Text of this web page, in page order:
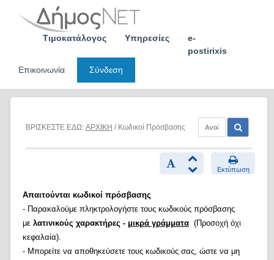
Τιμοκατάλογος Υπηρεσίες
e-
postirixis
Επικοινωνία
Σύνδεση
ΒΡΙΣΚΕΣΤΕ ΕΔΩ: ΑΡΧΙΚΗ / Κωδικοί Πρόσβασης
Εκτύπωση
Απαιτούνται κωδικοί πρόσβασης
- Παρακαλούμε πληκτρολογήστε τους κωδικούς πρόσβασης
με λατινικούς χαρακτήρες - μικρά γράμματα(Προσοχή όχι
κεφαλαία).
- Μπορείτε να αποθηκεύσετε τους κωδικούς σας, ώστε να μη